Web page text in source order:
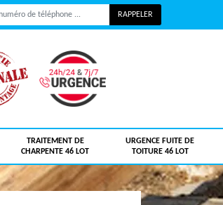
TRAITEMENT DE
CHARPENTE 46 LOT
URGENCE FUITE DE
TOITURE 46 LOT